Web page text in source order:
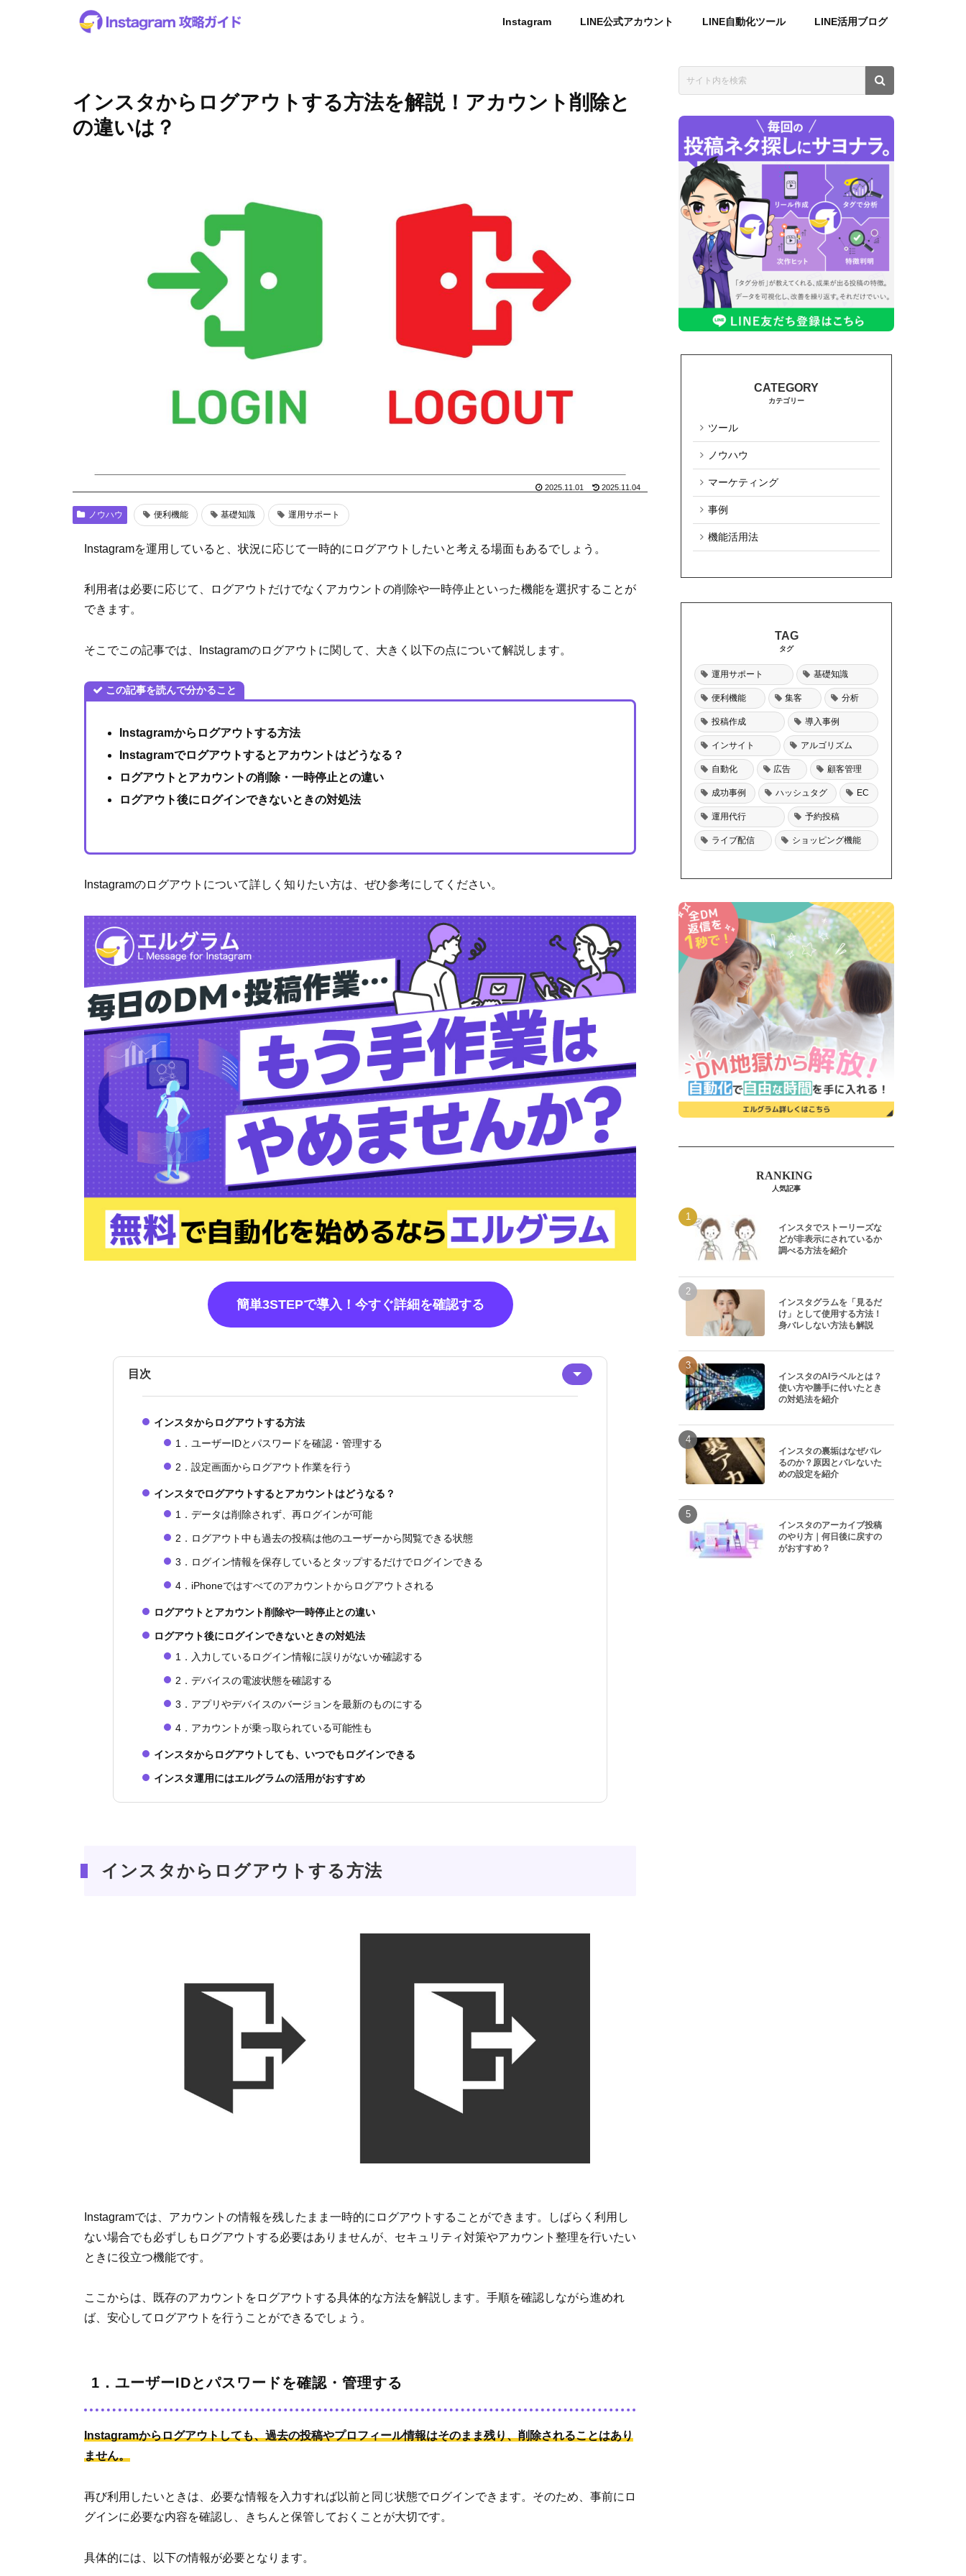
Instagram LINE公式アカウント LINE自動化ツール LINE活用ブログ
インスタからログアウトする方法を解説！アカウント削除と
の違いは？
2025.11.01 2025.11.04
ノウハウ 便利機能 基礎知識 運用サポート
Instagramを運用していると、状況に応じて一時的にログアウトしたいと考える場面もあるでしょう。
利用者は必要に応じて、ログアウトだけでなくアカウントの削除や一時停止といった機能を選択することが
できます。
そこでこの記事では、Instagramのログアウトに関して、大きく以下の点について解説します。
この記事を読んで分かること
Instagramからログアウトする方法
Instagramでログアウトするとアカウントはどうなる？
ログアウトとアカウントの削除・一時停止との違い
ログアウト後にログインできないときの対処法
Instagramのログアウトについて詳しく知りたい方は、ぜひ参考にしてください。
簡単3STEPで導入！今すぐ詳細を確認する
目次
インスタからログアウトする方法
1．ユーザーIDとパスワードを確認・管理する
2．設定画面からログアウト作業を行う
インスタでログアウトするとアカウントはどうなる？
1．データは削除されず、再ログインが可能
2．ログアウト中も過去の投稿は他のユーザーから閲覧できる状態
3．ログイン情報を保存しているとタップするだけでログインできる
4．iPhoneではすべてのアカウントからログアウトされる
ログアウトとアカウント削除や一時停止との違い
ログアウト後にログインできないときの対処法
1．入力しているログイン情報に誤りがないか確認する
2．デバイスの電波状態を確認する
3．アプリやデバイスのバージョンを最新のものにする
4．アカウントが乗っ取られている可能性も
インスタからログアウトしても、いつでもログインできる
インスタ運用にはエルグラムの活用がおすすめ
インスタからログアウトする方法
Instagramでは、アカウントの情報を残したまま一時的にログアウトすることができます。しばらく利用し
ない場合でも必ずしもログアウトする必要はありませんが、セキュリティ対策やアカウント整理を行いたい
ときに役立つ機能です。
ここからは、既存のアカウントをログアウトする具体的な方法を解説します。手順を確認しながら進めれ
ば、安心してログアウトを行うことができるでしょう。
1．ユーザーIDとパスワードを確認・管理する
Instagramからログアウトしても、過去の投稿やプロフィール情報はそのまま残り、削除されることはあり
ません。
再び利用したいときは、必要な情報を入力すれば以前と同じ状態でログインできます。そのため、事前にロ
グインに必要な内容を確認し、きちんと保管しておくことが大切です。
具体的には、以下の情報が必要となります。
カテゴリー
ツール
ノウハウ
マーケティング
事例
機能活用法
タグ
運用サポート 基礎知識
便利機能 集客 分析
投稿作成 導入事例
インサイト アルゴリズム
自動化 広告 顧客管理
成功事例 ハッシュタグ EC
運用代行 予約投稿
ライブ配信 ショッピング機能
人気記事
インスタでストーリーズな
どが非表示にされているか
調べる方法を紹介
インスタグラムを「見るだ
け」として使用する方法！
身バレしない方法も解説
インスタのAIラベルとは？
使い方や勝手に付いたとき
の対処法を紹介
インスタの裏垢はなぜバレ
るのか？原因とバレないた
めの設定を紹介
インスタのアーカイブ投稿
のやり方｜何日後に戻すの
がおすすめ？